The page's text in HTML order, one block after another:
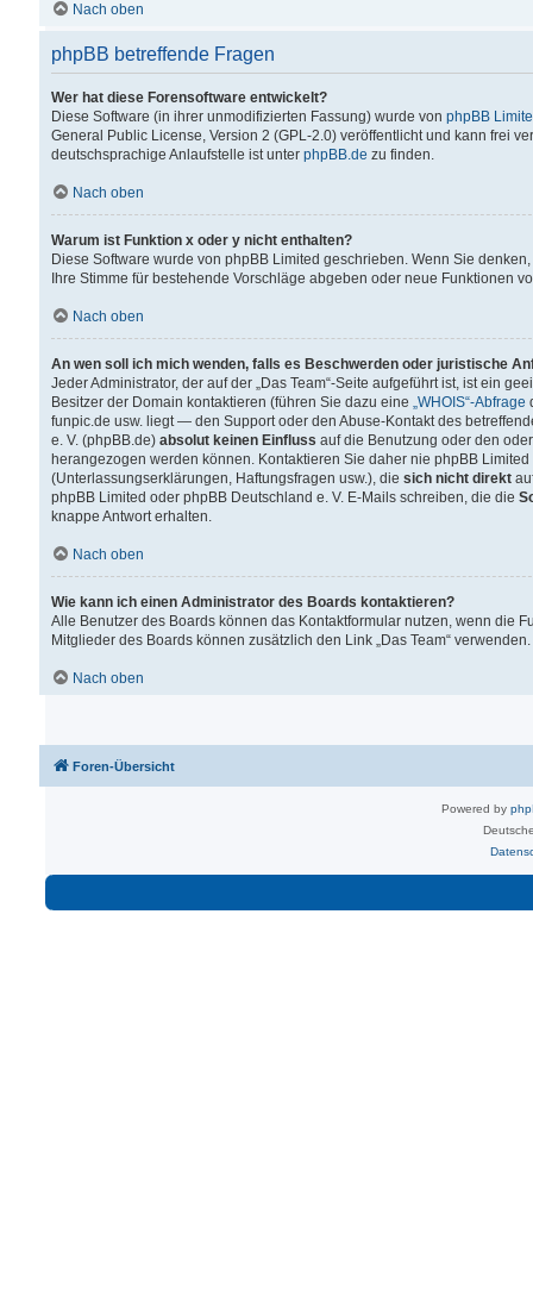
Nach oben
phpBB betreffende Fragen
Wer hat diese Forensoftware entwickelt?
Diese Software (in ihrer unmodifizierten Fassung) wurde von phpBB
General Public License, Version 2 (GPL-2.0) veröffentlicht und kann frei
deutschsprachige Anlaufstelle ist unter phpBB.de zu finden.
Nach oben
Warum ist Funktion x oder y nicht enthalten?
Diese Software wurde von phpBB Limited geschrieben. Wenn Sie
Ihre Stimme für bestehende Vorschläge abgeben oder neue Funktionen
Nach oben
An wen soll ich mich wenden, falls es Beschwerden oder juristische
Jeder Administrator, der auf der „Das Team“-Seite aufgeführt ist, ist ein
Besitzer der Domain kontaktieren (führen Sie dazu eine „WHOIS“-Abfrage
funpic.de usw. liegt — den Support oder den Abuse-Kontakt des
e. V. (phpBB.de) absolut keinen Einfluss auf die Benutzung oder den
herangezogen werden können. Kontaktieren Sie daher nie phpBB
(Unterlassungserklärungen, Haftungsfragen usw.), die sich nicht direkt
phpBB Limited oder phpBB Deutschland e. V. E-Mails schreiben, die die
knappe Antwort erhalten.
Nach oben
Wie kann ich einen Administrator des Boards kontaktieren?
Alle Benutzer des Boards können das Kontaktformular nutzen, wenn die
Mitglieder des Boards können zusätzlich den Link „Das Team“ verwenden.
Nach oben
Foren-Übersicht
Powered by